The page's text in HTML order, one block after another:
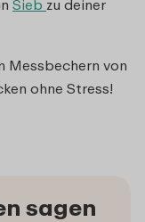
Sieb zu deiner
Messbechern von
ohne Stress!
sagen